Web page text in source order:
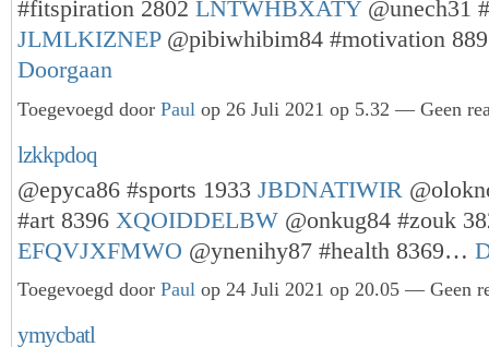
#fitspiration 2802 LNTWHBXATY@unech31
JLMLKIZNEP@pibiwhibim84 #motivation
Doorgaan
Toegevoegd door Paul op 26 Juli 2021 op 5.32 — Geen
lzkkpdoq
@epyca86 #sports 1933 JBDNATIWIR
#art 8396 XQOIDDELBW @onkug84 #zouk
EFQVJXFMWO @ynenihy87 #health 8369…
Toegevoegd door Paul op 24 Juli 2021 op 20.05 — Geen
ymycbatl